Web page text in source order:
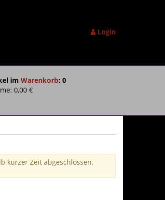
Login
im Warenkorb: 0
0,00 €
kurzer Zeit abgeschlossen.